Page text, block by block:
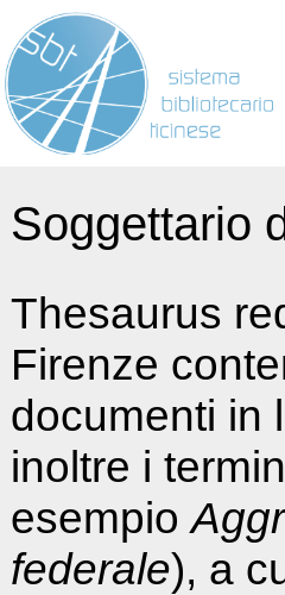
Soggettario
Thesaurus
Firenze
documenti in
inoltre i
esempio
federale), a